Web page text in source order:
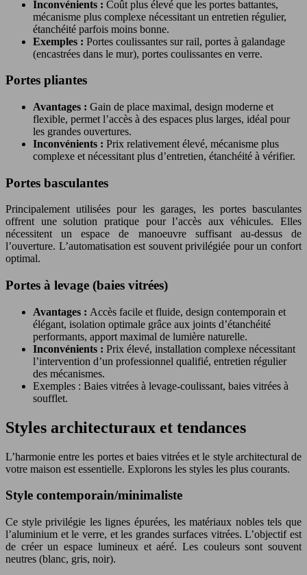
Inconvénients : Coût plus élevé que les portes battantes,
mécanisme plus complexe nécessitant un entretien régulier,
étanchéité parfois moins bonne.
Exemples : Portes coulissantes sur rail, portes à galandage
(encastrées dans le mur), portes coulissantes en verre.
Portes pliantes
Avantages : Gain de place maximal, design moderne et
flexible, permet l’accès à des espaces plus larges, idéal pour
les grandes ouvertures.
Inconvénients : Prix relativement élevé, mécanisme plus
complexe et nécessitant plus d’entretien, étanchéité à vérifier.
Portes basculantes
Principalement utilisées pour les garages, les portes basculantes
offrent une solution pratique pour l’accès aux véhicules. Elles
nécessitent un espace de manoeuvre suffisant au-dessus de
l’ouverture. L’automatisation est souvent privilégiée pour un confort
optimal.
Portes à levage (baies vitrées)
Avantages : Accès facile et fluide, design contemporain et
élégant, isolation optimale grâce aux joints d’étanchéité
performants, apport maximal de lumière naturelle.
Inconvénients : Prix élevé, installation complexe nécessitant
l’intervention d’un professionnel qualifié, entretien régulier
des mécanismes.
Exemples : Baies vitrées à levage-coulissant, baies vitrées à
soufflet.
Styles architecturaux et tendances
L’harmonie entre les portes et baies vitrées et le style architectural de
votre maison est essentielle. Explorons les styles les plus courants.
Style contemporain/minimaliste
Ce style privilégie les lignes épurées, les matériaux nobles tels que
l’aluminium et le verre, et les grandes surfaces vitrées. L’objectif est
de créer un espace lumineux et aéré. Les couleurs sont souvent
neutres (blanc, gris, noir).